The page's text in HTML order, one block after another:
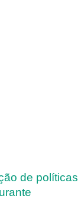
de políticas